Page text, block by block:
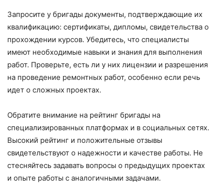
Запросите у бригады документы, подтверждающие их
квалификацию: сертификаты, дипломы, свидетельства о
прохождении курсов. Убедитесь, что специалисты
имеют необходимые навыки и знания для выполнения
работ. Проверьте, есть ли у них лицензии и разрешения
на проведение ремонтных работ, особенно если речь
идет о сложных проектах.
Обратите внимание на рейтинг бригады на
специализированных платформах и в социальных сетях.
Высокий рейтинг и положительные отзывы
свидетельствуют о надежности и качестве работы. Не
стесняйтесь задавать вопросы о предыдущих проектах
и опыте работы с аналогичными задачами.